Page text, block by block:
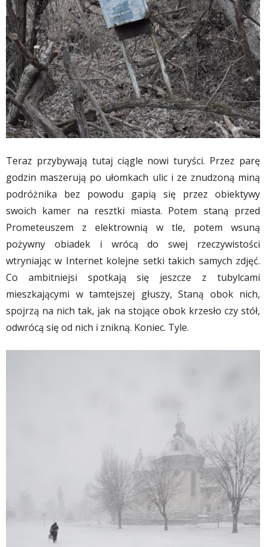
Teraz przybywają tutaj ciągle nowi turyści. Przez parę
godzin maszerują po ułomkach ulic i ze znudzoną miną
podróżnika bez powodu gapią się przez obiektywy
swoich kamer na resztki miasta. Potem staną przed
Prometeuszem z elektrownią w tle, potem wsuną
pożywny obiadek i wrócą do swej rzeczywistości
wtryniając w Internet kolejne setki takich samych zdjęć.
Co ambitniejsi spotkają się jeszcze z tubylcami
mieszkającymi w tamtejszej głuszy, Staną obok nich,
spojrzą na nich tak, jak na stojące obok krzesło czy stół,
odwrócą się od nich i znikną. Koniec. Tyle.